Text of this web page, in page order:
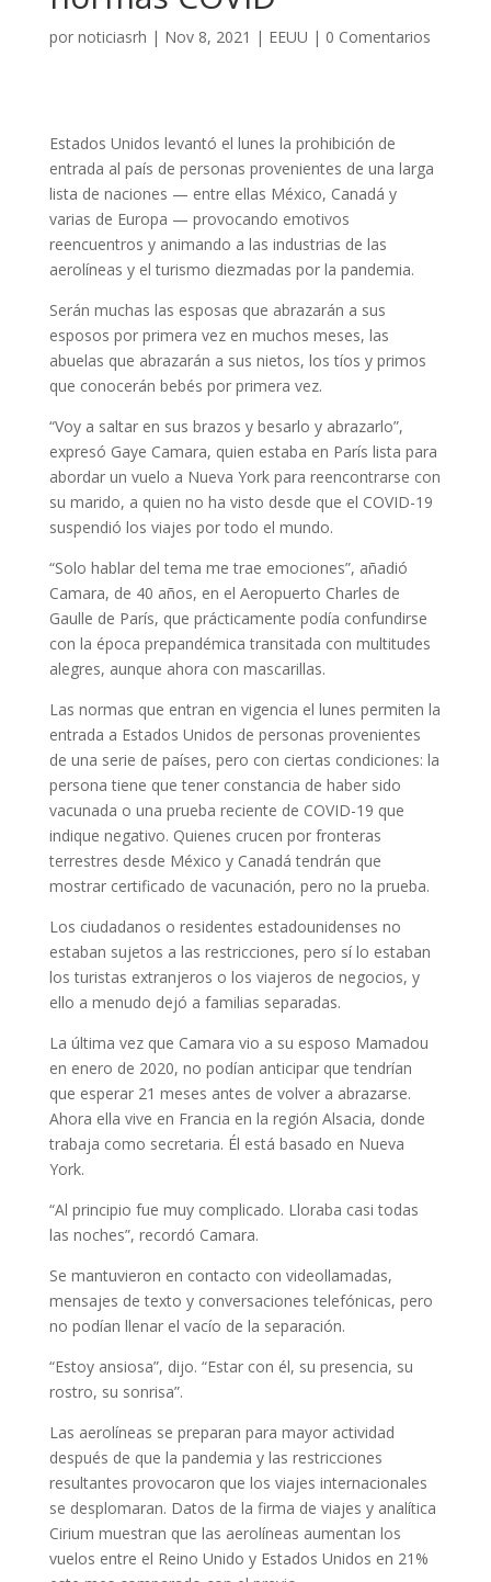
por noticiasrh | Nov 8, 2021 | EEUU | 0 Comentarios
Estados Unidos levantó el lunes la prohibición de
entrada al país de personas provenientes de una larga
lista de naciones — entre ellas México, Canadá y
varias de Europa — provocando emotivos
reencuentros y animando a las industrias de las
aerolíneas y el turismo diezmadas por la pandemia.
Serán muchas las esposas que abrazarán a sus
esposos por primera vez en muchos meses, las
abuelas que abrazarán a sus nietos, los tíos y primos
que conocerán bebés por primera vez.
“Voy a saltar en sus brazos y besarlo y abrazarlo”,
expresó Gaye Camara, quien estaba en París lista para
abordar un vuelo a Nueva York para reencontrarse con
su marido, a quien no ha visto desde que el COVID-19
suspendió los viajes por todo el mundo.
“Solo hablar del tema me trae emociones”, añadió
Camara, de 40 años, en el Aeropuerto Charles de
Gaulle de París, que prácticamente podía confundirse
con la época prepandémica transitada con multitudes
alegres, aunque ahora con mascarillas.
Las normas que entran en vigencia el lunes permiten la
entrada a Estados Unidos de personas provenientes
de una serie de países, pero con ciertas condiciones: la
persona tiene que tener constancia de haber sido
vacunada o una prueba reciente de COVID-19 que
indique negativo. Quienes crucen por fronteras
terrestres desde México y Canadá tendrán que
mostrar certificado de vacunación, pero no la prueba.
Los ciudadanos o residentes estadounidenses no
estaban sujetos a las restricciones, pero sí lo estaban
los turistas extranjeros o los viajeros de negocios, y
ello a menudo dejó a familias separadas.
La última vez que Camara vio a su esposo Mamadou
en enero de 2020, no podían anticipar que tendrían
que esperar 21 meses antes de volver a abrazarse.
Ahora ella vive en Francia en la región Alsacia, donde
trabaja como secretaria. Él está basado en Nueva
York.
“Al principio fue muy complicado. Lloraba casi todas
las noches”, recordó Camara.
Se mantuvieron en contacto con videollamadas,
mensajes de texto y conversaciones telefónicas, pero
no podían llenar el vacío de la separación.
“Estoy ansiosa”, dijo. “Estar con él, su presencia, su
rostro, su sonrisa”.
Las aerolíneas se preparan para mayor actividad
después de que la pandemia y las restricciones
resultantes provocaron que los viajes internacionales
se desplomaran. Datos de la firma de viajes y analítica
Cirium muestran que las aerolíneas aumentan los
vuelos entre el Reino Unido y Estados Unidos en 21%